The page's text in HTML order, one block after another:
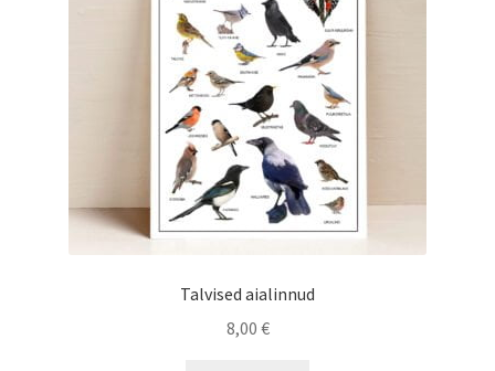
Tellimistingimused
Talvised aialinnud
8,00 €